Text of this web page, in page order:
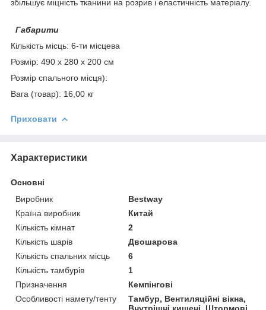
збільшує міцність тканини на розрив і еластичність матеріалу.
Габарити
Кількість місць: 6-ти місцева
Розмір: 490 х 280 х 200 см
Розмір спального місця):
Вага (товар): 16,00 кг
Приховати
Характеристики
Основні
Виробник
Bestway
Країна виробник
Китай
Кількість кімнат
2
Кількість шарів
Двошарова
Кількість спальних місць
6
Кількість тамбурів
1
Призначення
Кемпінгові
Особливості намету/тенту
Тамбур, Вентиляційні вікна,
Внутрішні кишені, Штормові